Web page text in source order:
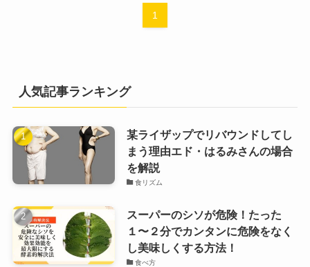
1
人気記事ランキング
某ライザップでリバウンドしてし
まう理由エド・はるみさんの場合
を解説
食リズム
スーパーのシソが危険！たった
１〜２分でカンタンに危険をなく
し美味しくする方法！
食べ方